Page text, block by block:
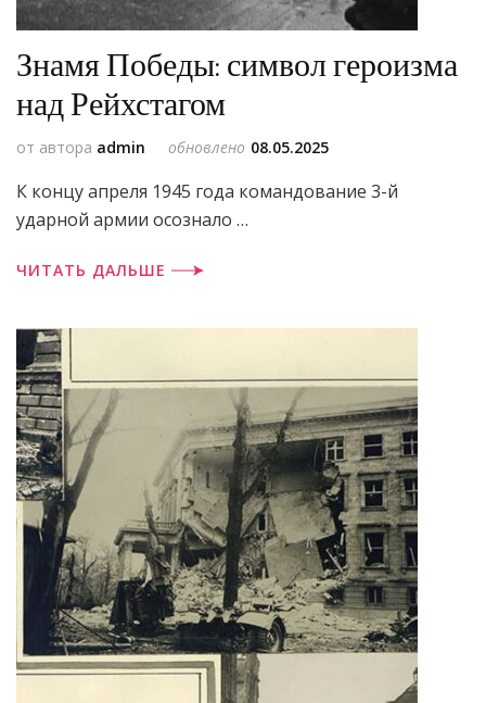
Знамя Победы: символ героизма
над Рейхстагом
от автора admin обновлено 08.05.2025
К концу апреля 1945 года командование 3-й
ударной армии осознало …
ЧИТАТЬ ДАЛЬШЕ